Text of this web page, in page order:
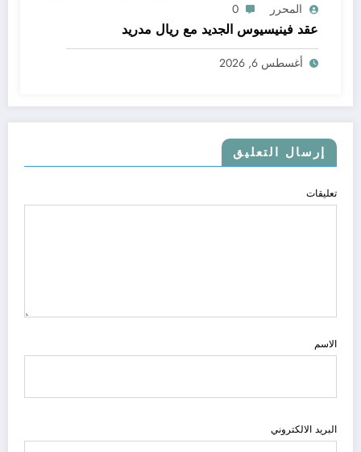
المحرر 0
عقد فينيسيوس الجديد مع ريال مدريد
أغسطس 6, 2026
إرسال التعليق
تعليقات
الاسم
البريد الالكتروني